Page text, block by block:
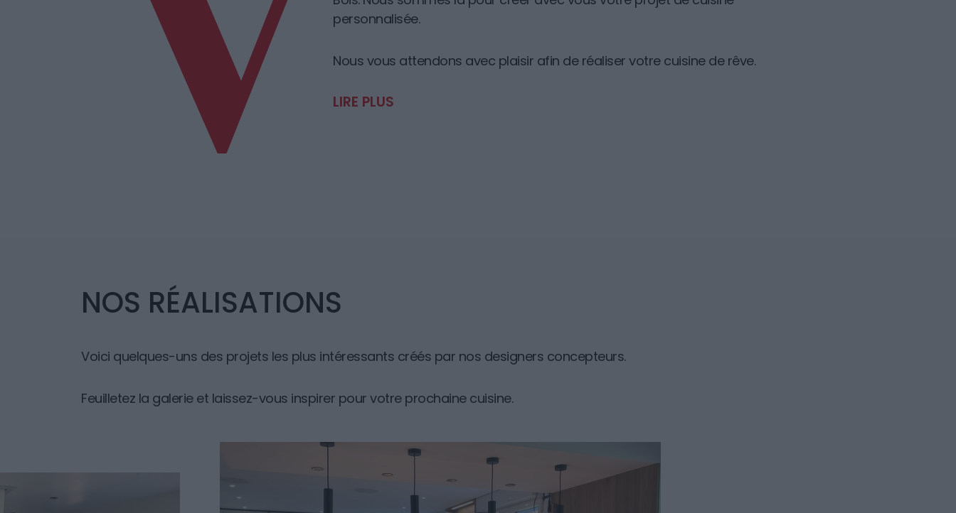
personnalisée.
Nous vous attendons avec plaisir afin de réaliser votre cuisine de rêve.
LIRE PLUS
NOS RÉALISATIONS
Voici quelques-uns des projets les plus intéressants créés par nos designers concepteurs.
Feuilletez la galerie et laissez-vous inspirer pour votre prochaine cuisine.